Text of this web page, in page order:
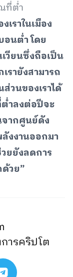
ที่ต่ำ
ราในเมือง
นต่ำ โดย
วียนซึ่งถือเป็น
รายังสามารถ
วนของเราได้
ำลงต่อปีจะ
จากศูนย์ดัง
งงานออกมา
ยยังลดการ
วย”
ารคริปโต